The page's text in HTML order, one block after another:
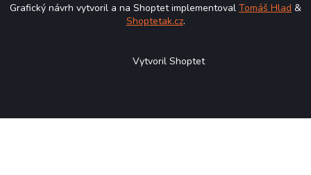
Grafický návrh vytvoril a na Shoptet implementoval Tomáš Hlad &
Shoptetak.cz.
Vytvoril Shoptet